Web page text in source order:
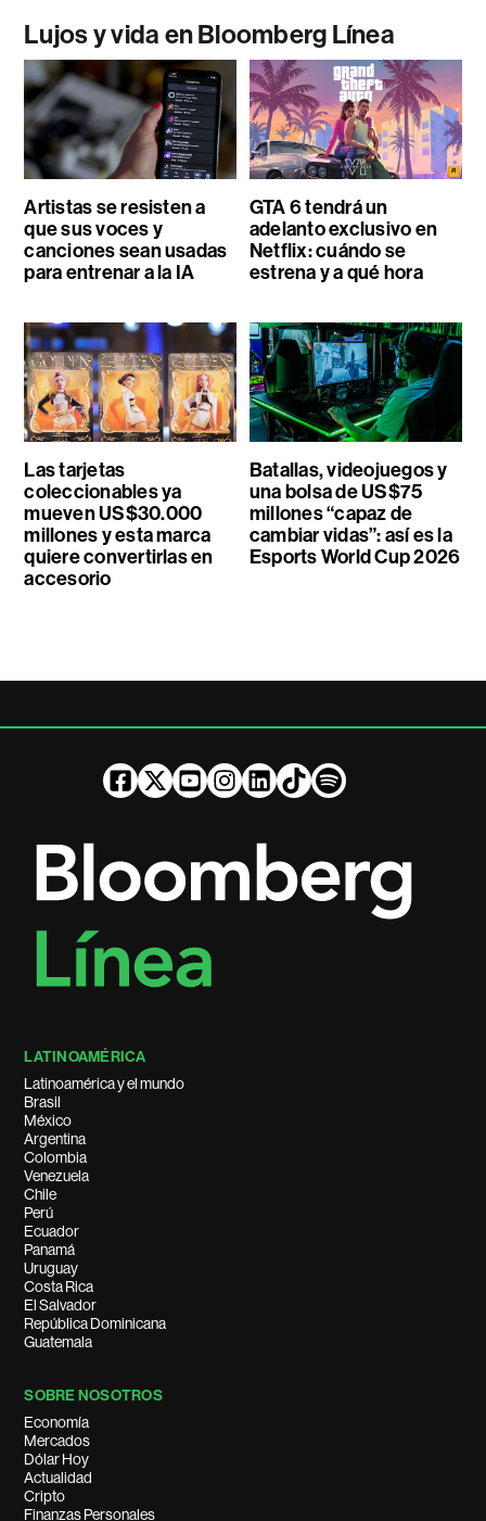
Lujos y vida en Bloomberg Línea
Artistas se resisten a
que sus voces y
canciones sean usadas
para entrenar a la IA
GTA 6 tendrá un
adelanto exclusivo en
Netflix: cuándo se
estrena y a qué hora
Las tarjetas
coleccionables ya
mueven US$30.000
millones y esta marca
quiere convertirlas en
accesorio
Batallas, videojuegos y
una bolsa de US$75
millones “capaz de
cambiar vidas”: así es la
Esports World Cup 2026
LATINOAMÉRICA
Latinoamérica y el mundo
Brasil
México
Argentina
Colombia
Venezuela
Chile
Perú
Ecuador
Panamá
Uruguay
Costa Rica
El Salvador
República Dominicana
Guatemala
SOBRE NOSOTROS
Economía
Mercados
Dólar Hoy
Actualidad
Cripto
Finanzas Personales